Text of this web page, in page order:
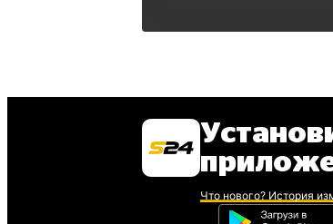
Что нового? История